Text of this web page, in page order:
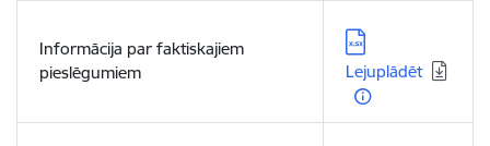
Informācija par faktiskajiem
pieslēgumiem
Lejupielādēt:
Lejuplādēt